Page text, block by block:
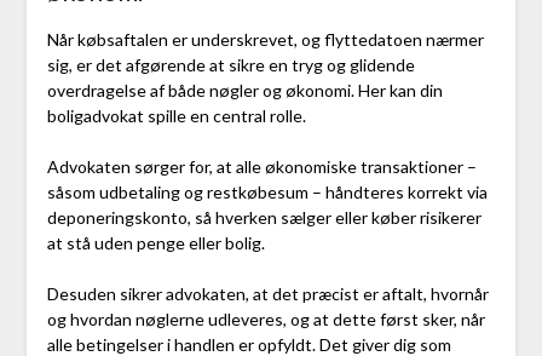
Når købsaftalen er underskrevet, og flyttedatoen nærmer
sig, er det afgørende at sikre en tryg og glidende
overdragelse af både nøgler og økonomi. Her kan din
boligadvokat spille en central rolle.
Advokaten sørger for, at alle økonomiske transaktioner –
såsom udbetaling og restkøbesum – håndteres korrekt via
deponeringskonto, så hverken sælger eller køber risikerer
at stå uden penge eller bolig.
Desuden sikrer advokaten, at det præcist er aftalt, hvornår
og hvordan nøglerne udleveres, og at dette først sker, når
alle betingelser i handlen er opfyldt. Det giver dig som